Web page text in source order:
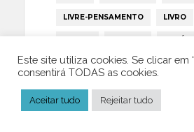
LIVRE-PENSAMENTO LIVRO
MORAL MULHER
PAPA PAPAS PEDOFILIA
TRUMP VATICANO
Este site utiliza cookies. Se clicar em
consentirá TODAS as cookies.
Aceitar tudo Rejeitar tudo